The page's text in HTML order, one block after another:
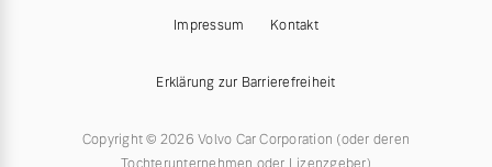
Impressum Kontakt
Erklärung zur Barrierefreiheit
Copyright © 2026 Volvo Car Corporation (oder deren
Tochterunternehmen oder Lizenzgeber)